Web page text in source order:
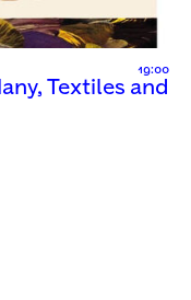
19:00
Textiles and